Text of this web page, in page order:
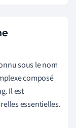
sous le nom
composé
Il est
essentielles.